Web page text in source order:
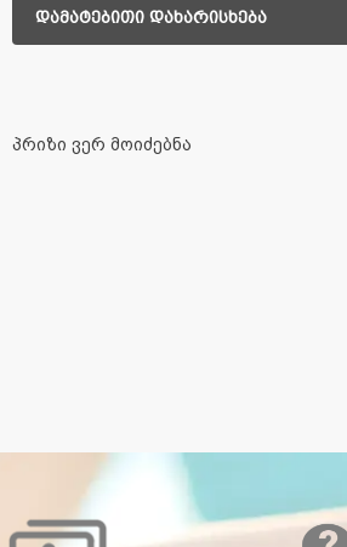
დამატებითი დახარისხება
პრიზი ვერ მოიძებნა